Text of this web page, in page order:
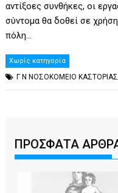
αντίξοες συνθήκες, οι
σύντομα θα δοθεί σε
πόλη…
Χωρίς κατηγορία
Γ Ν ΝΟΣΟΚΟΜΕΙΟ ΚΑΣΤΟΡΙΑΣ
ΠΡΟΣΦΑΤΑ